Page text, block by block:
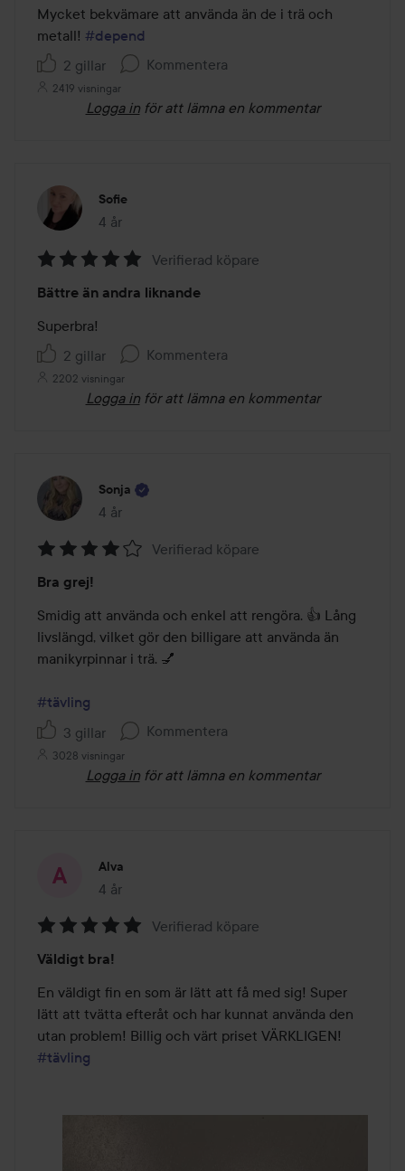
av
5
Mycket bekvämare att använda än de i trä och
metall! #depend
2 gillar
Kommentera
2419 visningar
Logga in för att lämna en kommentar
Sofie
4 år
Inlägget skapades 4 år
5
av
5
Verifierad köpare
Bättre än andra liknande
Superbra!
2 gillar
Kommentera
2202 visningar
Logga in för att lämna en kommentar
Sonja
4 år
Inlägget skapades 4 år
4
av
5
Verifierad köpare
Bra grej!
Smidig att använda och enkel att rengöra. 👍 Lång
livslängd, vilket gör den billigare att använda än
manikyrpinnar i trä. 💅
#tävling
3 gillar
Kommentera
3028 visningar
Logga in för att lämna en kommentar
Alva
4 år
Inlägget skapades 4 år
5
av
5
Verifierad köpare
Väldigt bra!
En väldigt fin en som är lätt att få med sig! Super
lätt att tvätta efteråt och har kunnat använda den
#tävling